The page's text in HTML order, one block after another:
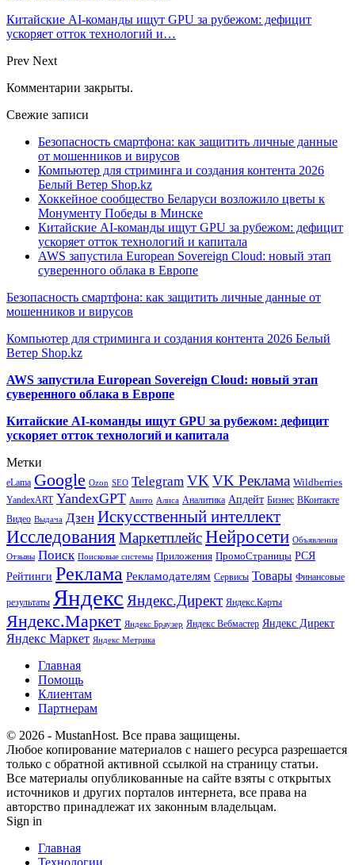
Китайские AI-команды ищут GPU за рубежом: дефицит
ускоряет отток технологий и…
Prev Next
Комментарии закрыты.
Свежие записи
Безопасность смартфона: как защитить личные данные
от мошенников и вирусов
Компьютер для стриминга и создания контента 2026
Белый Ветер Shop.kz
Хоккейное сообщество Беларуси возложило цветы к
Монументу Победы в Минске
Китайские AI-команды ищут GPU за рубежом: дефицит
ускоряет отток технологий и капитала
AWS запустила European Sovereign Cloud: новый этап
суверенного облака в Европе
Безопасность смартфона: как защитить личные данные от
мошенников и вирусов
Компьютер для стриминга и создания контента 2026 Белый
Ветер Shop.kz
AWS запустила European Sovereign Cloud: новый этап
суверенного облака в Европе
Китайские AI-команды ищут GPU за рубежом: дефицит
ускоряет отток технологий и капитала
Метки
eLama Google Ozon SEO Telegram VK VK Реклама Wildberries
YandexART YandexGPT Авито Алиса Аналитика Апдейт Бизнес ВКонтакте
Видео Выдача Дзен Искусственный интеллект
Исследования МаркетплейсНейросети Объявления
Отзывы Поиск Поисковые системы Приложения ПромоСтраницы РСЯ
Рейтинги Реклама Рекламодателям Сервисы Товары Финансовые
результаты Яндекс Яндекс.Директ Яндекс.Карты
Яндекс.Маркет Яндекс Браузер Яндекс Вебмастер Яндекс Директ
Яндекс Маркет Яндекс Метрика
Главная
Помощь
Клиентам
Партнерам
© 2026 - MustanHost. Все права защищены.
Любое копирование материалов с нашего ресурса разрешается
только с обратной активной ссылкой на страницу статьи.
Все материалы опубликованные на сайте взяты с открытых
источников и других порталов интернета, все права на
авторство принадлежат их законным владельцам.
Sign in
Главная
Технологии